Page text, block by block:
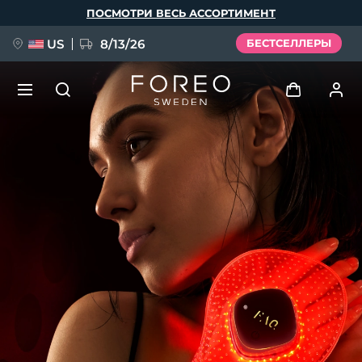
ПОСМОТРИ ВЕСЬ АССОРТИМЕНТ
US 8/13/26 БЕСТСЕЛЛЕРЫ
Войти
Профиль пользователя
Мои приборы
Мои заказы
Мои адреса
Мои подписки
НОВИНКА
FAQ™ Pure Beauty-Tech Elixir
BREAKING NEWS
issa™ Teeth Whitening Set
Deutsch
Español
Italiano
Português
Svenska
Русский
Türkçe
简体中文 繁體中文